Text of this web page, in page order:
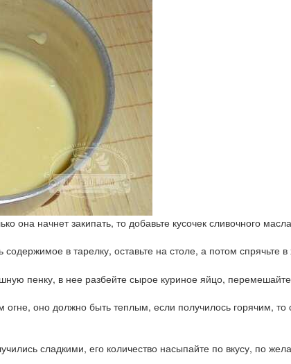
она начнет закипать, то добавьте кусочек сливочного
в тарелку, оставьте на столе, а потом спрячьте в
пенку, в нее разбейте сырое куриное яйцо,
оно должно быть теплым, если получилось горячим,
сладкими, его количество насыпайте по вкусу, по